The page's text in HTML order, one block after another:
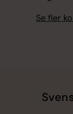
Se fler